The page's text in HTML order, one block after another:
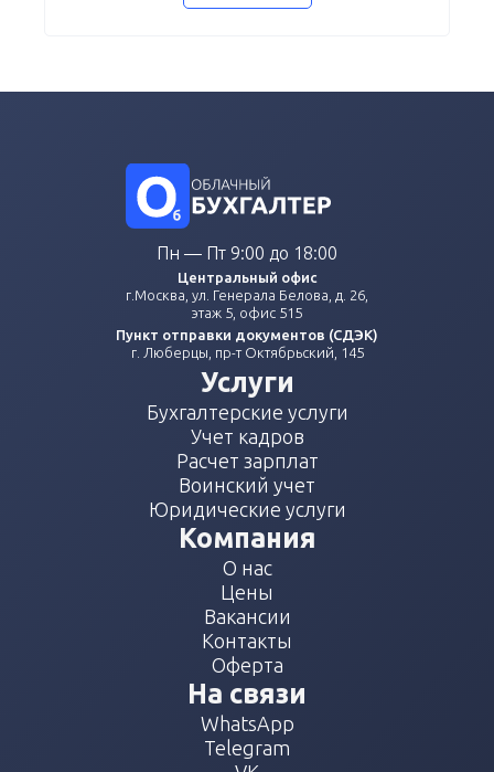
Пн — Пт 9:00 до 18:00
Центральный офис
г.Москва, ул. Генерала Белова, д. 26,
этаж 5, офис 515
Пункт отправки документов (СДЭК)
г. Люберцы, пр-т Октябрьский, 145
Услуги
Бухгалтерские услуги
Учет кадров
Расчет зарплат
Воинский учет
Юридические услуги
Компания
О нас
Цены
Вакансии
Контакты
Оферта
На связи
WhatsApp
Telegram